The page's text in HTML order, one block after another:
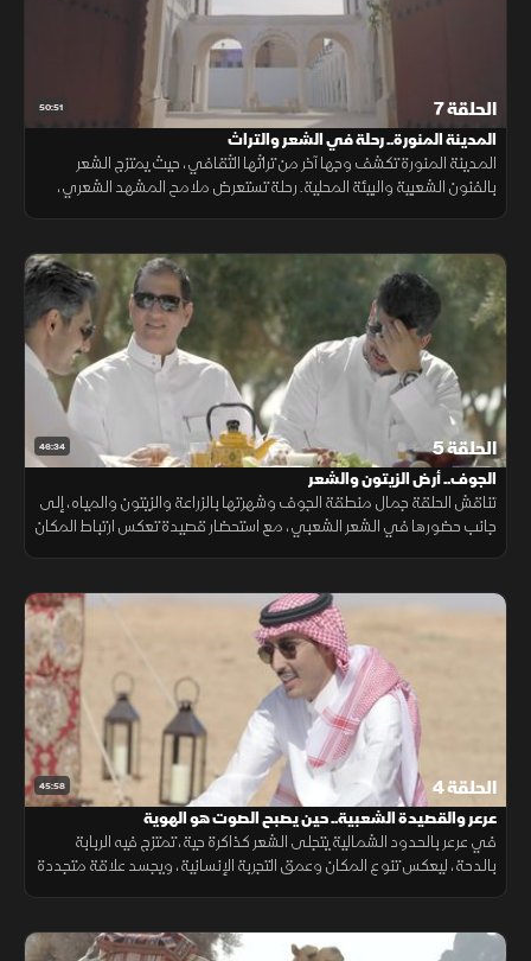
50:51 الحلقة 7
المدينة المنورة.. رحلة في الشعر والتراث
المدينة المنورة تكشف وجها آخر من تراثها الثقافي، حيث يمتزج الشعر
بالفنون الشعبية والبيئة المحلية. رحلة تستعرض ملامح المشهد الشعري،
46:34 الحلقة 5
الجوف.. أرض الزيتون والشعر
تناقش الحلقة جمال منطقة الجوف وشهرتها بالزراعة والزيتون والمياه، إلى
جانب حضورها في الشعر الشعبي، مع استحضار قصيدة تعكس ارتباط المكان
45:58 الحلقة 4
عرعر والقصيدة الشعبية.. حين يصبح الصوت هو الهوية
في عرعر بالحدود الشمالية يتجلى الشعر كذاكرة حية، تمتزج فيه الربابة
بالدحة، ليعكس تنوع المكان وعمق التجربة الإنسانية، ويجسد علاقة متجددة